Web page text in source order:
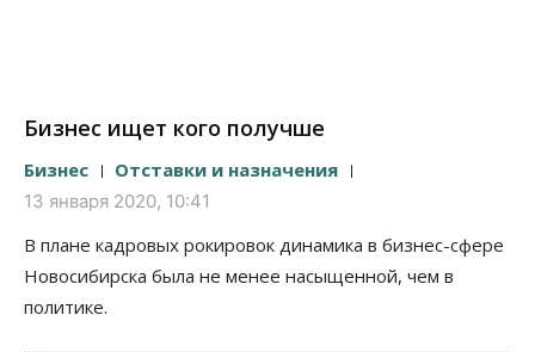
Бизнес ищет кого получше
Бизнес Отставки и назначения
13 января 2020, 10:41
В плане кадровых рокировок динамика в бизнес-сфере
Новосибирска была не менее насыщенной, чем в
политике.